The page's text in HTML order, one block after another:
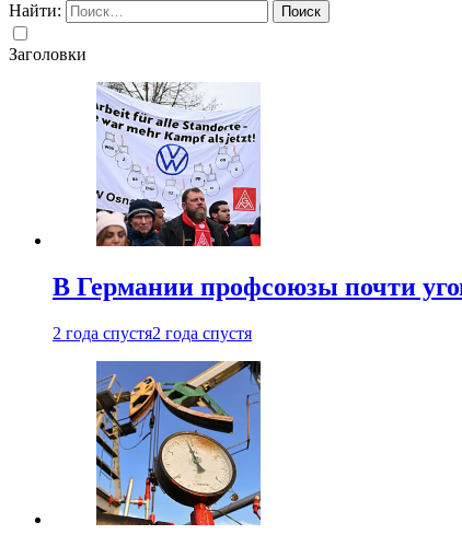
Найти:
Заголовки
В Германии профсоюзы почти
2 года спустя2 года спустя